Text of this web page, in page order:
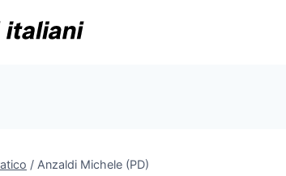
/ Anzaldi Michele (PD)